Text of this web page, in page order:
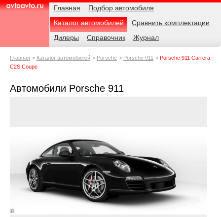
AvtoAvto.ru
Навигация Главная
Подбор автомобиля
Каталог автомобилей
Сравнить комплектации
Дилеры
Справочник Журнал
Родительские
Главная Каталог автомобилей Porsche Porsche 911
Porsche 911 Carrera
C2S Coupe
Автомобили Porsche 911
Примечания